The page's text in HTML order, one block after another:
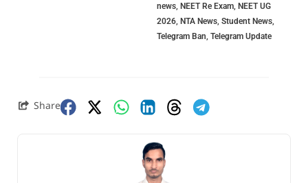
news, NEET Re Exam, NEET UG
2026, NTA News, Student News,
Telegram Ban Telegram Update
Share